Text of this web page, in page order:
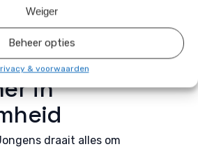
Weiger
Beheer opties
& voorwaarden
klaar voor een duurzame
Jongens,
in
draait alles om